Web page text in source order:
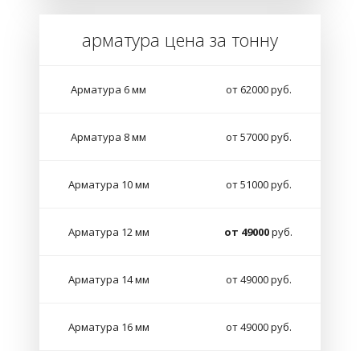
арматура цена за тонну
Арматура 6 мм от 62000 руб.
Арматура 8 мм от 57000 руб.
Арматура 10 мм от 51000 руб.
Арматура 12 мм от 49000руб.
Арматура 14 мм от 49000 руб.
Арматура 16 мм от 49000 руб.